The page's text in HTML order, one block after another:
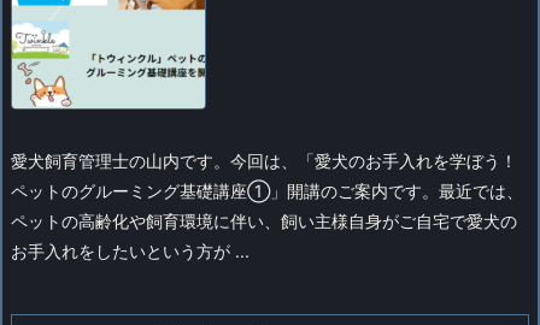
愛犬飼育管理士の山内です。 今回は、「愛犬のお手入れを学ぼう！
ペットのグルーミング基礎講座①」開講のご案内です。 最近では、
ペットの高齢化や飼育環境に伴い、飼い主様自身がご自宅で愛犬の
お手入れをしたいという方が ...